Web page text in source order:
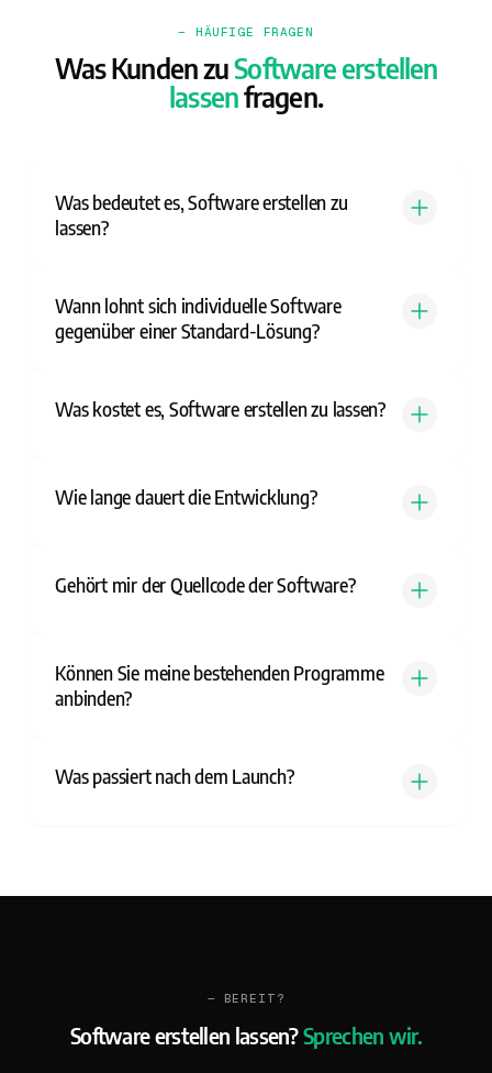
— HÄUFIGE FRAGEN
Was Kunden zuSoftware erstellen
lassenfragen.
Was bedeutet es, Software erstellen zu
lassen?
Wann lohnt sich individuelle Software
gegenüber einer Standard-Lösung?
Was kostet es, Software erstellen zu lassen?
Wie lange dauert die Entwicklung?
Gehört mir der Quellcode der Software?
Können Sie meine bestehenden Programme
anbinden?
Was passiert nach dem Launch?
— BEREIT?
Software erstellen lassen?Sprechen wir.